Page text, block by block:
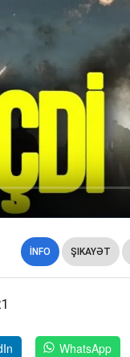
İNFO ŞIKAYƏT
WhatsApp